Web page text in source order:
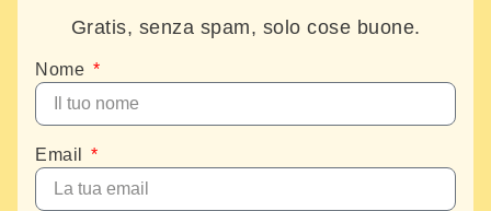
Gratis, senza spam, solo cose buone.
Nome
Email